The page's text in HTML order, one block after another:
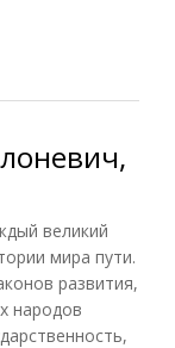
великий
мира пути.
развития,
народов